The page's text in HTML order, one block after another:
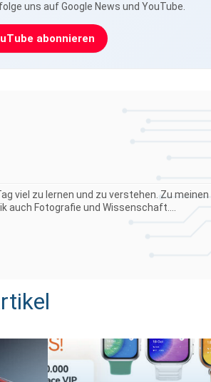
uns auf Google News und YouTube.
abonnieren
viel zu lernen und zu verstehen. Zu meinen
auch Fotografie und Wissenschaft....